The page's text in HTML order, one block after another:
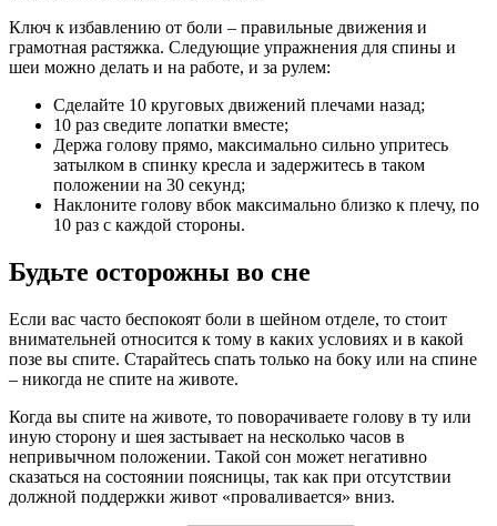
Ключ к избавлению от боли – правильные движения и
грамотная растяжка. Следующие упражнения для спины и
шеи можно делать и на работе, и за рулем:
Сделайте 10 круговых движений плечами назад;
10 раз сведите лопатки вместе;
Держа голову прямо, максимально сильно упритесь
затылком в спинку кресла и задержитесь в таком
положении на 30 секунд;
Наклоните голову вбок максимально близко к плечу, по
10 раз с каждой стороны.
Будьте осторожны во сне
Если вас часто беспокоят боли в шейном отделе, то стоит
внимательней относится к тому в каких условиях и в какой
позе вы спите. Старайтесь спать только на боку или на спине
– никогда не спите на животе.
Когда вы спите на животе, то поворачиваете голову в ту или
иную сторону и шея застывает на несколько часов в
непривычном положении. Такой сон может негативно
сказаться на состоянии поясницы, так как при отсутствии
должной поддержки живот «проваливается» вниз.